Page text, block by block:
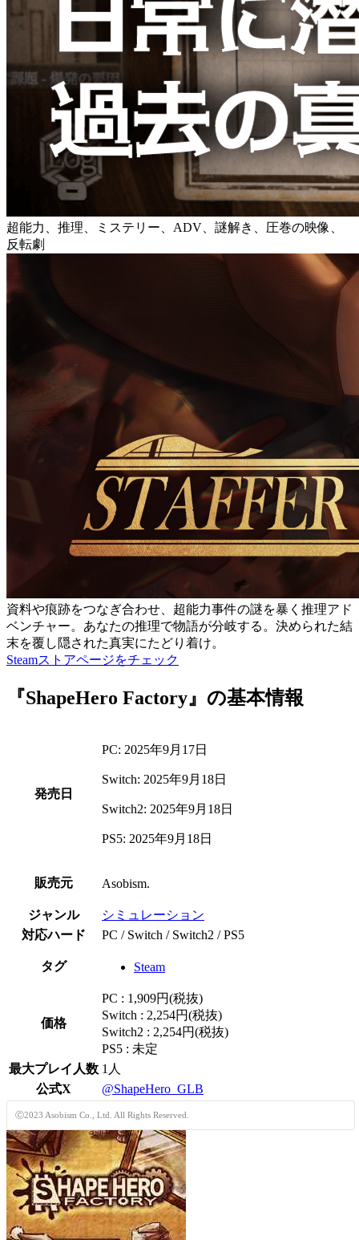
超能力、推理、ミステリー、ADV、謎解き、圧巻の映像、
反転劇
資料や痕跡をつなぎ合わせ、超能力事件の謎を暴く推理アド
ベンチャー。あなたの推理で物語が分岐する。決められた結
末を覆し隠された真実にたどり着け。
Steamストアページをチェック
『ShapeHero Factory』の基本情報
発売日
PC: 2025年9月17日
Switch: 2025年9月18日
Switch2: 2025年9月18日
PS5: 2025年9月18日
販売元 Asobism.
ジャンル
シミュレーション
対応ハード
PC / Switch / Switch2 / PS5
タグ Steam
価格
PC : 1,909円(税抜)
Switch : 2,254円(税抜)
Switch2 : 2,254円(税抜)
PS5 : 未定
最大プレイ人数 1人
公式X
@ShapeHero_GLB
Ⓒ2023 Asobism Co., Ltd. All Rights Reserved.